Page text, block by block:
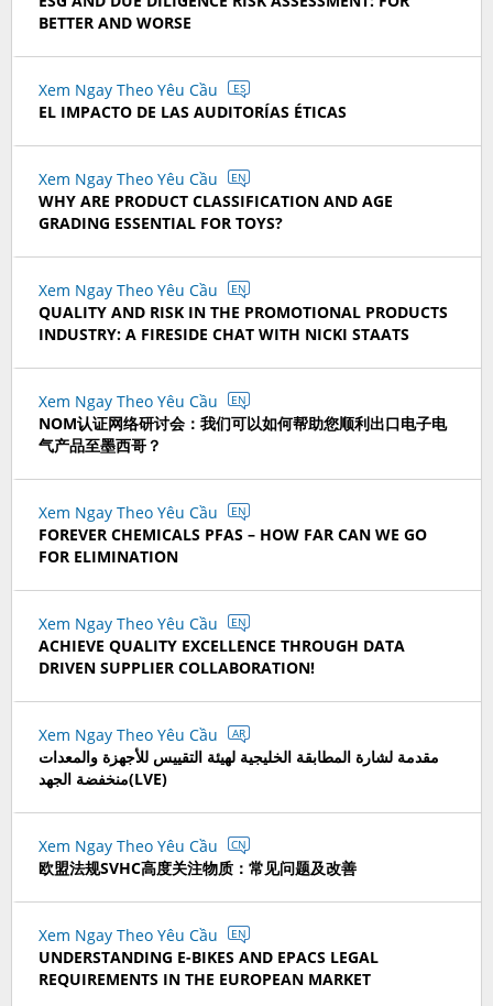
BETTER AND WORSE
Xem Ngay Theo Yêu Cầu ES
EL IMPACTO DE LAS AUDITORÍAS ÉTICAS
Xem Ngay Theo Yêu Cầu EN
WHY ARE PRODUCT CLASSIFICATION AND AGE
GRADING ESSENTIAL FOR TOYS?
Xem Ngay Theo Yêu Cầu EN
QUALITY AND RISK IN THE PROMOTIONAL PRODUCTS
INDUSTRY: A FIRESIDE CHAT WITH NICKI STAATS
Xem Ngay Theo Yêu Cầu EN
NOM认证网络研讨会：我们可以如何帮助您顺利出口电子电
气产品至墨西哥？
Xem Ngay Theo Yêu Cầu EN
FOREVER CHEMICALS PFAS – HOW FAR CAN WE GO
FOR ELIMINATION
Xem Ngay Theo Yêu Cầu EN
ACHIEVE QUALITY EXCELLENCE THROUGH DATA
DRIVEN SUPPLIER COLLABORATION!
Xem Ngay Theo Yêu Cầu AR
مقدمة لشارة المطابقة الخليجية لهيئة التقييس للأجهزة والمعدات
منخفضة الجهد(LVE)
Xem Ngay Theo Yêu Cầu CN
欧盟法规SVHC高度关注物质：常见问题及改善
Xem Ngay Theo Yêu Cầu EN
UNDERSTANDING E-BIKES AND EPACS LEGAL
REQUIREMENTS IN THE EUROPEAN MARKET